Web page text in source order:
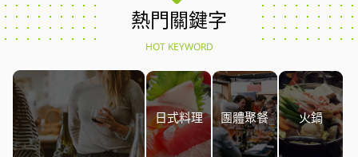
熱門關鍵字
HOT KEYWORD
日式料理 團體聚餐 火鍋